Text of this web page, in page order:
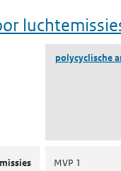
polycyclische
MVP 1